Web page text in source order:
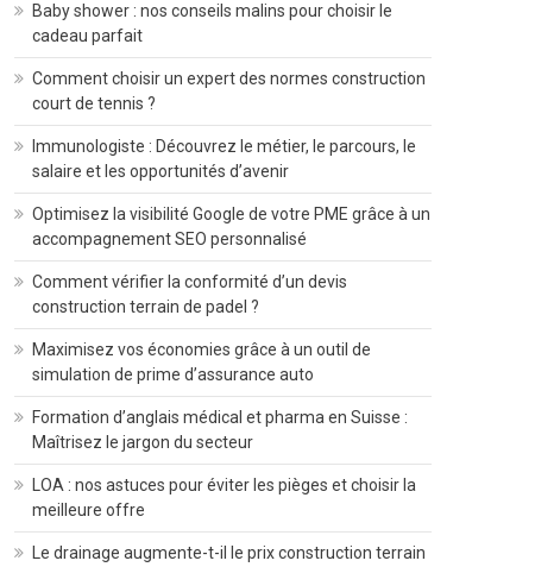
Baby shower : nos conseils malins pour choisir le
cadeau parfait
Comment choisir un expert des normes construction
court de tennis ?
Immunologiste : Découvrez le métier, le parcours, le
salaire et les opportunités d’avenir
Optimisez la visibilité Google de votre PME grâce à un
accompagnement SEO personnalisé
Comment vérifier la conformité d’un devis
construction terrain de padel ?
Maximisez vos économies grâce à un outil de
simulation de prime d’assurance auto
Formation d’anglais médical et pharma en Suisse :
Maîtrisez le jargon du secteur
LOA : nos astuces pour éviter les pièges et choisir la
meilleure offre
Le drainage augmente-t-il le prix construction terrain